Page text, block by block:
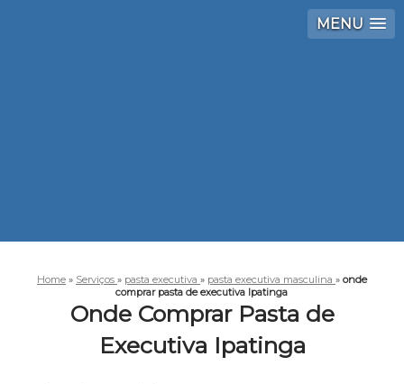
MENU
Home » Serviços » pasta executiva » pasta executiva masculina » onde
comprar pasta de executiva Ipatinga
Onde Comprar Pasta de
Executiva Ipatinga